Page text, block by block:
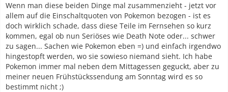
Wenn man diese beiden Dinge mal zusammenzieht - jetzt vor
allem auf die Einschaltquoten von Pokemon bezogen - ist es
doch wirklich schade, dass diese Teile im Fernsehen so kurz
kommen, egal ob nun Seriöses wie Death Note oder... schwer
zu sagen... Sachen wie Pokemon eben =) und einfach irgendwo
hingestopft werden, wo sie sowieso niemand sieht. Ich habe
Pokemon immer mal neben dem Mittagessen geguckt, aber zu
meiner neuen Frühstückssendung am Sonntag wird es so
bestimmt nicht ;)